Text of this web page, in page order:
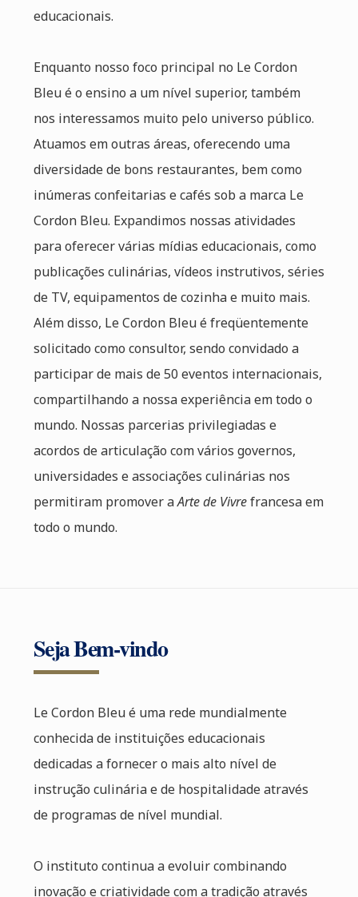
educacionais.
Enquanto nosso foco principal no Le Cordon
Bleu é o ensino a um nível superior, também
nos interessamos muito pelo universo público.
Atuamos em outras áreas, oferecendo uma
diversidade de bons restaurantes, bem como
inúmeras confeitarias e cafés sob a marca Le
Cordon Bleu. Expandimos nossas atividades
para oferecer várias mídias educacionais, como
publicações culinárias, vídeos instrutivos, séries
de TV, equipamentos de cozinha e muito mais.
Além disso, Le Cordon Bleu é freqüentemente
solicitado como consultor, sendo convidado a
participar de mais de 50 eventos internacionais,
compartilhando a nossa experiência em todo o
mundo. Nossas parcerias privilegiadas e
acordos de articulação com vários governos,
universidades e associações culinárias nos
permitiram promover aArte de Vivrefrancesa em
todo o mundo.
Seja Bem-vindo
Le Cordon Bleu é uma rede mundialmente
conhecida de instituições educacionais
dedicadas a fornecer o mais alto nível de
instrução culinária e de hospitalidade através
de programas de nível mundial.
O instituto continua a evoluir combinando
inovação e criatividade com a tradição através